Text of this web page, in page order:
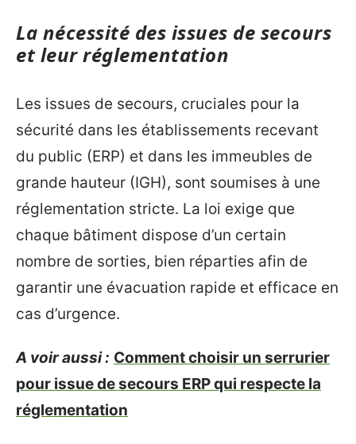
La nécessité des issues de secours
et leur réglementation
Les issues de secours, cruciales pour la
sécurité dans les établissements recevant
du public (ERP) et dans les immeubles de
grande hauteur (IGH), sont soumises à une
réglementation stricte. La loi exige que
chaque bâtiment dispose d’un certain
nombre de sorties, bien réparties afin de
garantir une évacuation rapide et efficace en
cas d’urgence.
A voir aussi : Comment choisir un serrurier
pour issue de secours ERP qui respecte la
réglementation